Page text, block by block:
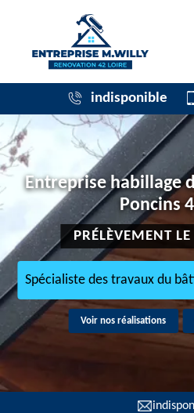
indisponible
Entreprise habillage
Poncins
PRÉLÈVEMENT
Spécialiste des travaux du
Voir nos réalisations